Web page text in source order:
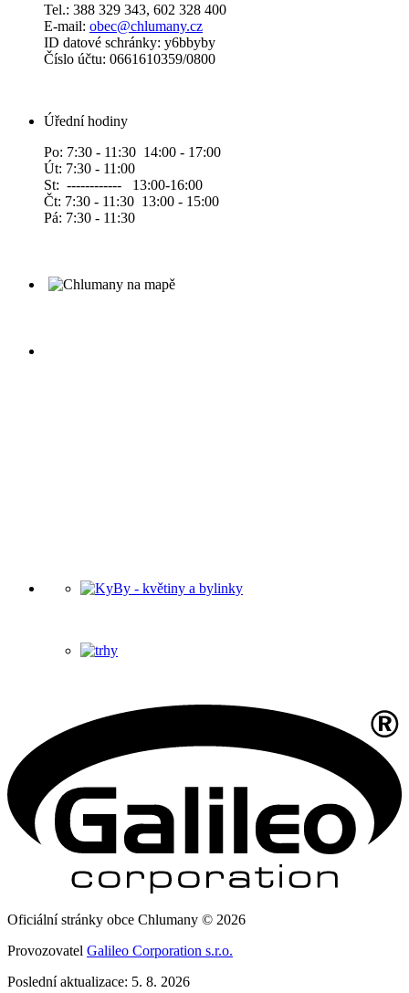
Tel.: 388 329 343, 602 328 400
E-mail: obec@chlumany.cz
ID datové schránky: y6bbyby
Číslo účtu: 0661610359/0800
Úřední hodiny
Po: 7:30 - 11:30 14:00 - 17:00
Út: 7:30 - 11:00
St: ------------ 13:00-16:00
Čt: 7:30 - 11:30 13:00 - 15:00
Pá: 7:30 - 11:30
Oficiální stránky obce Chlumany © 2026
Provozovatel Galileo Corporation s.r.o.
Poslední aktualizace: 5. 8. 2026